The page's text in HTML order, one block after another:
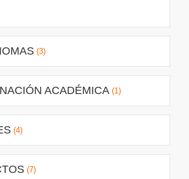
(3)
ACADÉMICA (1)
(4)
(7)